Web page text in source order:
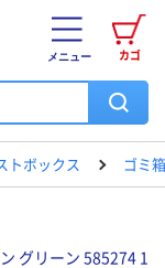
カゴ
メニュー
トボックス ゴミ
グリーン 585274 1